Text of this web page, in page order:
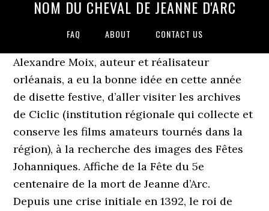
NOM DU CHEVAL DE JEANNE D'ARC
FAQ ABOUT CONTACT US
Alexandre Moix, auteur et réalisateur
orléanais, a eu la bonne idée en cette année
de disette festive, d’aller visiter les archives
de Ciclic (institution régionale qui collecte et
conserve les films amateurs tournés dans la
région), à la recherche des images des Fêtes
Johanniques. Affiche de la Fête du 5e
centenaire de la mort de Jeanne d’Arc.
Depuis une crise initiale en 1392, le roi de